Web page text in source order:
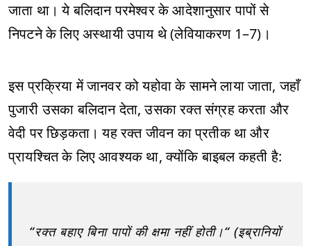
जाता था। ये बलिदान परमेश्वर के आदेशानुसार पापों से
निपटने के लिए अस्थायी उपाय थे (लेवियाकरण 1–7)।
इस प्रक्रिया में जानवर को यहोवा के सामने लाया जाता, जहाँ
पुजारी उसका बलिदान देता, उसका रक्त संग्रह करता और
वेदी पर छिड़कता। यह रक्त जीवन का प्रतीक था और
प्रायश्चित के लिए आवश्यक था, क्योंकि बाइबल कहती है:
“रक्त बहाए बिना पापों की क्षमा नहीं होती।“ (इब्रानियों